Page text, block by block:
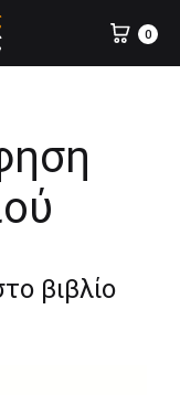
0
βιβλίο